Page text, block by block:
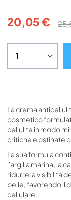
20,05 €
La crema
cosmetico
cellulite in modo
critiche e ostinate
La sua formula
l'argilla marina, la
ridurre la visibilità
pelle, favorendo il
cellulare.
immagini